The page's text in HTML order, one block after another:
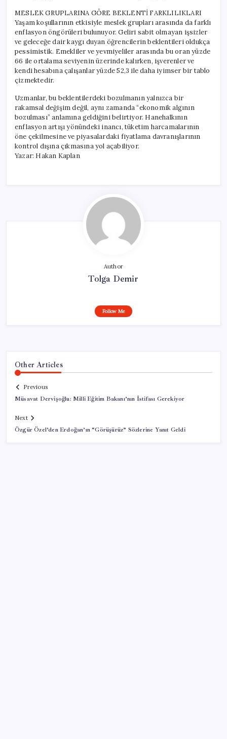
MESLEK GRUPLARINA GÖRE BEKLENTİ FARKLILIKLARI
Yaşam koşullarının etkisiyle meslek grupları arasında da farklı
enflasyon öngörüleri bulunuyor. Geliri sabit olmayan işsizler
ve geleceğe dair kaygı duyan öğrencilerin beklentileri oldukça
pessimistik. Emekliler ve yevmiyeliler arasında bu oran yüzde
66 ile ortalama seviyenin üzerinde kalırken, işverenler ve
kendi hesabına çalışanlar yüzde 52,3 ile daha iyimser bir tablo
çizmektedir.
Uzmanlar, bu beklentilerdeki bozulmanın yalnızca bir
rakamsal değişim değil, aynı zamanda “ekonomik algının
bozulması” anlamına geldiğini belirtiyor. Hanehalkının
enflasyon artışı yönündeki inancı, tüketim harcamalarının
öne çekilmesine ve piyasalardaki fiyatlama davranışlarının
kontrol dışına çıkmasına yol açabiliyor.
Yazar: Hakan Kaplan
Author
Tolga Demir
Follow Me
Other Articles
Previous
Müsavat Dervişoğlu: Milli Eğitim Bakanı’nın İstifası Gerekiyor
Next
Özgür Özel’den Erdoğan’ın “Görüşürüz” Sözlerine Yanıt Geldi